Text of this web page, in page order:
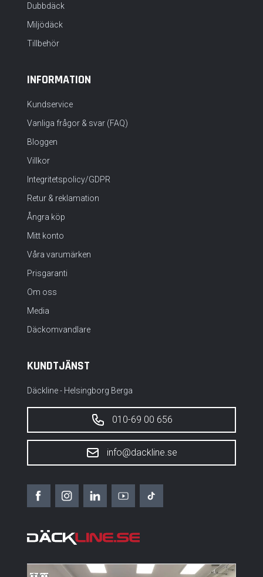
Dubbdäck
Miljödäck
Tillbehör
INFORMATION
Kundservice
Vanliga frågor & svar (FAQ)
Bloggen
Villkor
Integritetspolicy/GDPR
Retur & reklamation
Ångra köp
Mitt konto
Våra varumärken
Prisgaranti
Om oss
Media
Däckomvandlare
KUNDTJÄNST
Däckline - Helsingborg Berga
010-69 00 656
info@dackline.se